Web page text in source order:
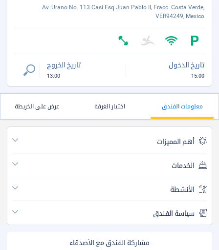
Av. Urano No. 113 Casi Esq Juan Pablo II, Fracc. Costa Verde,
VER94249, Mexico
تاريخ الدخول
15:00
تاريخ الخروج
13:00
معلومات الفندق اختيار الغرفة عرض على الخريطة
أهم المميزات
الخدمات
الأنشطة
سياسة الفندق
مشاركة الفندق مع الأصدقاء